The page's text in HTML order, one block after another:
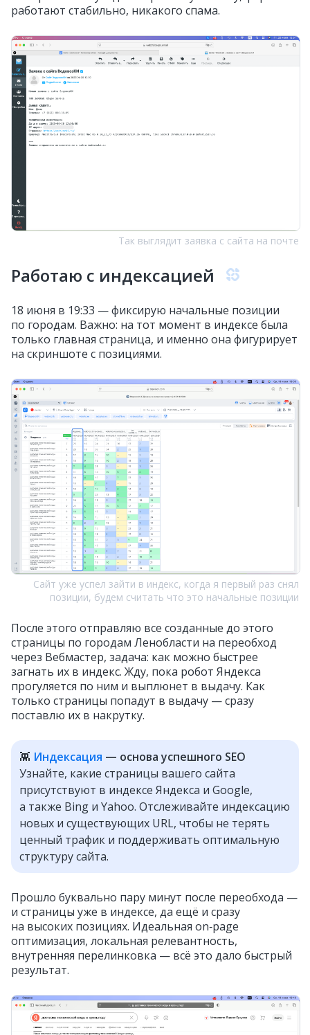
работают стабильно, никакого спама.
Так выглядит заявка с сайта на почте
Работаю с индексацией
18 июня в 19:33 — фиксирую начальные позиции
по городам. Важно: на тот момент в индексе была
только главная страница, и именно она фигурирует
на скриншоте с позициями.
Сайт уже успел зайти в индекс, когда я первый раз снял
позиции, будем считать что это начальные позиции
После этого отправляю все созданные до этого
страницы по городам Ленобласти на переобход
через Вебмастер, задача: как можно быстрее
загнать их в индекс. Жду, пока робот Яндекса
прогуляется по ним и выплюнет в выдачу. Как
только страницы попадут в выдачу — сразу
поставлю их в накрутку.
👾 Индексация — основа успешного SEO
Узнайте, какие страницы вашего сайта
присутствуют в индексе Яндекса и Google,
а также Bing и Yahoo. Отслеживайте индексацию
новых и существующих URL, чтобы не терять
ценный трафик и поддерживать оптимальную
структуру сайта.
Прошло буквально пару минут после переобхода —
и страницы уже в индексе, да ещё и сразу
на высоких позициях. Идеальная on‑page
оптимизация, локальная релевантность,
внутренняя перелинковка — всё это дало быстрый
результат.